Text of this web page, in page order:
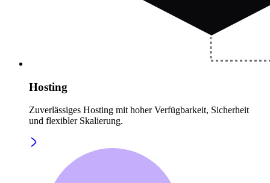
Hosting
Zuverlässiges Hosting mit hoher Verfügbarkeit, Sicherheit
und flexibler Skalierung.